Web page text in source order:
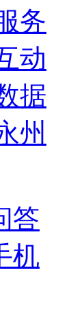
务
动
据
州
答
机